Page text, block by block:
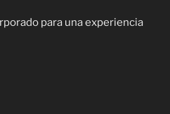
para una experiencia